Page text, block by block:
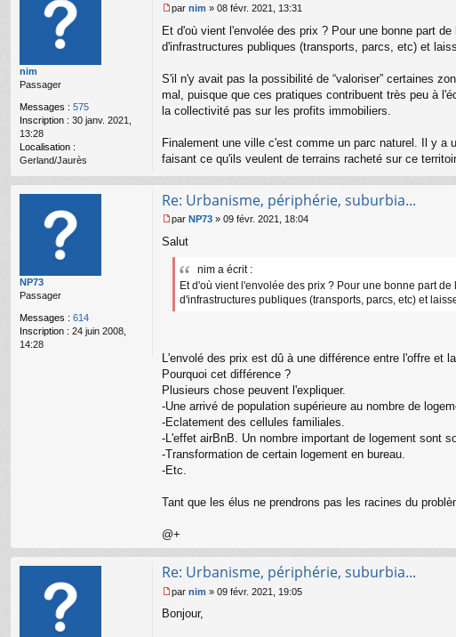
nim
Passager
Messages : 575
Inscription : 30 janv. 2021,
13:28
Localisation :
Gerland/Jaurès
e
s
a
g
e
n
n
l
u
par nim » 08 févr. 2021, 13:31
Et d'où vient l'envolée des prix ? Pour une bonne part
d'infrastructures publiques (transports, parcs, etc) et
S'il n'y avait pas la possibilité de “valoriser” certaines
mal, puisque que ces pratiques contribuent très peu à
la collectivité pas sur les profits immobiliers.
Finalement une ville c'est comme un parc naturel. Il y a
faisant ce qu'ils veulent de terrains racheté sur ce
NP73
Passager
Messages : 614
Inscription : 24 juin 2008,
14:28
Re: Urbanisme, périphérie, suburbia...
e
s
e
l
u
par NP73 » 09 févr. 2021, 18:04
Salut
nim a écrit :
Et d'où vient l'envolée des prix ? Pour une bonne part
d'infrastructures publiques (transports, parcs, etc) et
L'envolé des prix est dû à une différence entre l'offre et
Pourquoi cet différence ?
Plusieurs chose peuvent l'expliquer.
-Une arrivé de population supérieure au nombre de
-Eclatement des cellules familiales.
-L'effet airBnB. Un nombre important de logement sont
-Transformation de certain logement en bureau.
-Etc.
Tant que les élus ne prendrons pas les racines du
@+
Re: Urbanisme, périphérie, suburbia...
e
par nim » 09 févr. 2021, 19:05
Bonjour,